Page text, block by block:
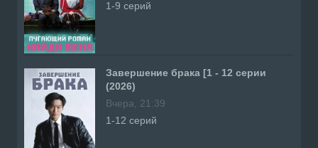
1-9 серий
Завершение брака [1 - 12 серии
(2026)
Вчера, 21:39
1-12 серий